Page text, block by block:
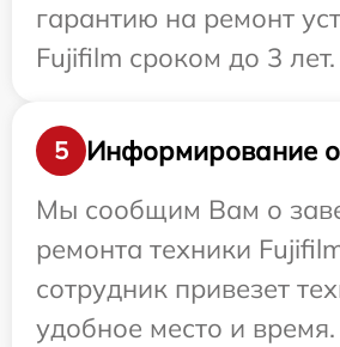
гарантию на ремонт
Fujifilm сроком до 3 лет.
5
Информирование о
Мы сообщим Вам о
ремонта техники
сотрудник привезет
удобное место и время.